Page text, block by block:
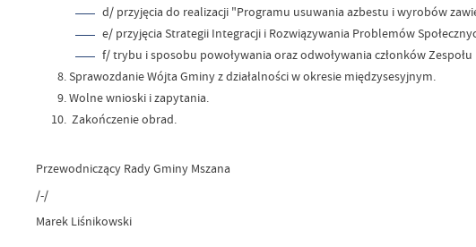
d/ przyjęcia do realizacji "Programu usuwania azbestu i wyrobów
e/ przyjęcia Strategii Integracji i Rozwiązywania Problemów
f/ trybu i sposobu powoływania oraz odwoływania członków
Sprawozdanie Wójta Gminy z działalności w okresie międzysesyjnym.
Wolne wnioski i zapytania.
Zakończenie obrad.
Przewodniczący Rady Gminy Mszana
/-/
Marek Liśnikowski